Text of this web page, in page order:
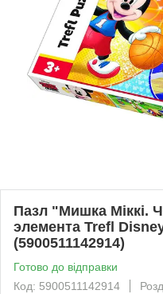
Пазл "Мишка Міккі.
элемента Trefl
(5900511142914)
Готово до відправки
Код: 5900511142914